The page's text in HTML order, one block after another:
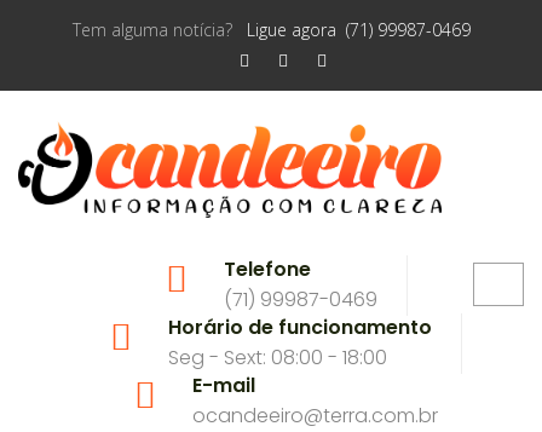
Tem alguma notícia? Ligue agora (71) 99987-0469
Telefone
(71) 99987-0469
Horário de funcionamento
Seg - Sext: 08:00 - 18:00
E-mail
ocandeeiro@terra.com.br